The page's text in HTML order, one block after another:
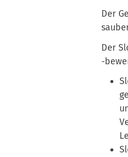
Der
Der
-